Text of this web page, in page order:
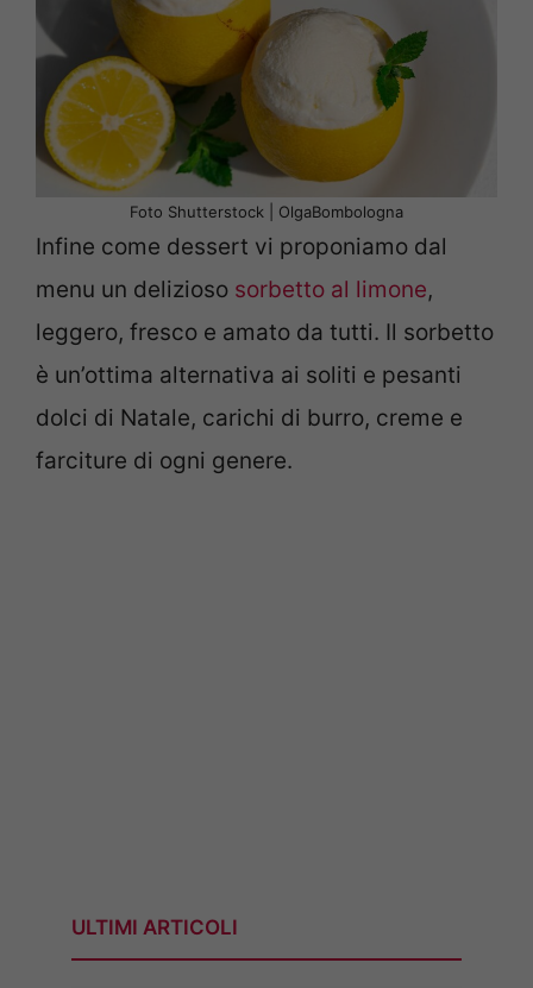
Foto Shutterstock | OlgaBombologna
Infine come dessert vi proponiamo dal
menu un delizioso sorbetto al limone,
leggero, fresco e amato da tutti. Il sorbetto
è un’ottima alternativa ai soliti e pesanti
dolci di Natale, carichi di burro, creme e
farciture di ogni genere.
ULTIMI ARTICOLI